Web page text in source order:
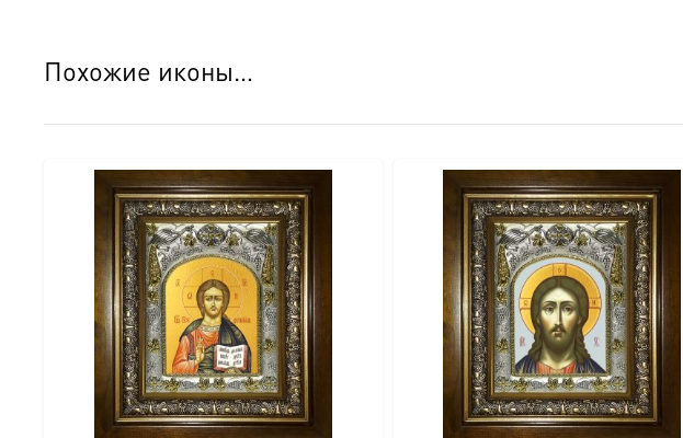
○ Конструкция «книжка»: Удобная распашная система позволяет легко открыть
○ Золотая петелька: Надежный элемент для навешивания на стену,
Детали изготовления:
● Икона:
○ Размер: 18×24 см.
○ Основа: МДФ.
○ Техника: Цифровая UV-печать минеральными красками по золочению.
Похожие иконы…